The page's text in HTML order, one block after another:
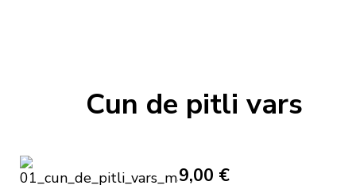
Cun de pitli vars
9,00 €